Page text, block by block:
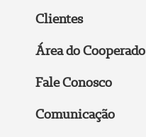
Clientes
Área do Cooperado
Fale Conosco
Comunicação